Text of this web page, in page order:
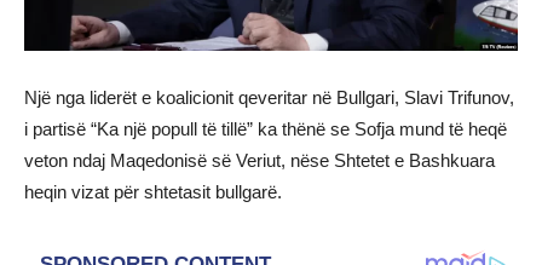
Një nga liderët e koalicionit qeveritar në Bullgari, Slavi Trifunov,
i partisë “Ka një popull të tillë” ka thënë se Sofja mund të heqë
veton ndaj Maqedonisë së Veriut, nëse Shtetet e Bashkuara
heqin vizat për shtetasit bullgarë.